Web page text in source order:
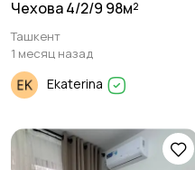
Чехова 4/2/9 98м²
Ташкент
1 месяц назад
Ekaterina